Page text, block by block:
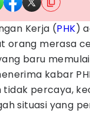
Kerja (PHK)
orang merasa
baru
kabar
tidak percaya,
situasi yang